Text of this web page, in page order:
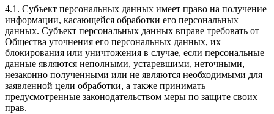
4.1. Субъект персональных данных имеет право на получение
информации, касающейся обработки его персональных
данных. Субъект персональных данных вправе требовать от
Общества уточнения его персональных данных, их
блокирования или уничтожения в случае, если персональные
данные являются неполными, устаревшими, неточными,
незаконно полученными или не являются необходимыми для
заявленной цели обработки, а также принимать
предусмотренные законодательством меры по защите своих
прав.